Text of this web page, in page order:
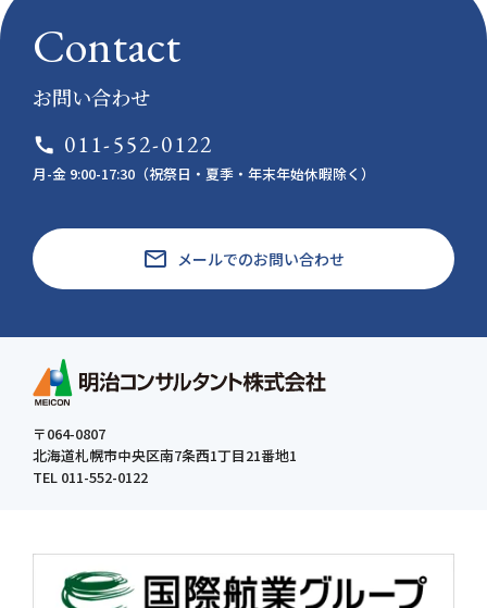
Contact
お問い合わせ
call 011-552-0122
月-金 9:00-17:30（祝祭日・夏季・年末年始休暇除く）
email メールでのお問い合わせ
〒064-0807
北海道札幌市中央区南7条西1丁目21番地1
TEL 011-552-0122